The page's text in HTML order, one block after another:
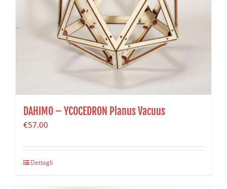
DAHIMO – YCOCEDRON Planus Vacuus
€57.00
Dettagli